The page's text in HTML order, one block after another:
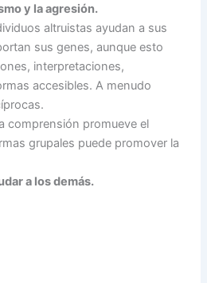
y la agresión.
altruistas ayudan a sus
sus genes, aunque esto
interpretaciones,
accesibles. A menudo
comprensión promueve el
grupales puede promover la
a los demás.